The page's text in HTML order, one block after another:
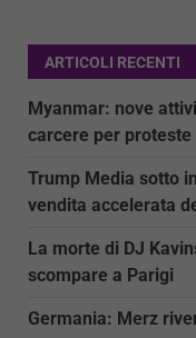
ARTICOLI RECENTI
Myanmar: nove
carcere per
Trump Media sotto
vendita accelerata
La morte di DJ
scompare a Parigi
Germania: Merz